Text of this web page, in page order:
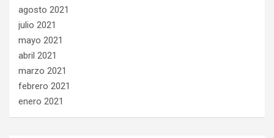
agosto 2021
julio 2021
mayo 2021
abril 2021
marzo 2021
febrero 2021
enero 2021